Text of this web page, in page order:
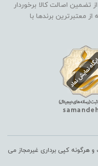
اصالت کالا برخوردار
معتبرترین برندها با
کپی برداری غیرمجاز می